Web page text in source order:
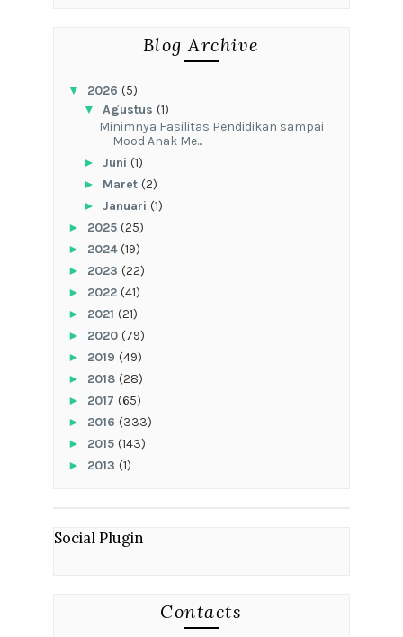
Blog Archive
▼ 2026 (5)
▼ Agustus (1)
‎Minimnya Fasilitas Pendidikan sampai
Mood Anak Me...
► Juni (1)
► Maret (2)
► Januari (1)
► 2025 (25)
► 2024(19)
► 2023 (22)
► 2022 (41)
► 2021 (21)
► 2020 (79)
► 2019 (49)
► 2018 (28)
► 2017 (65)
► 2016 (333)
► 2015 (143)
► 2013 (1)
Social Plugin
Contacts